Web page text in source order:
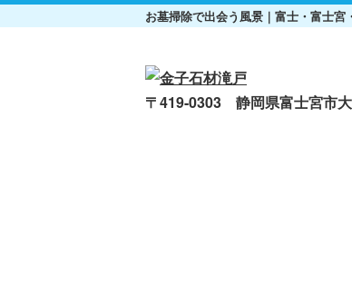
お墓掃除で出会う風景｜富士・富士
〒419-0303 静岡県富士宮市